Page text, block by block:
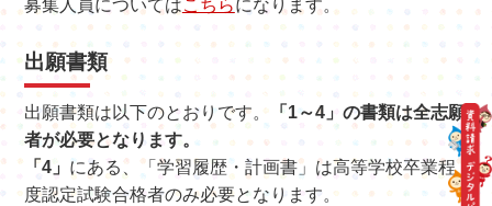
募集人員についてはこちらになります。
出願書類
出願書類は以下のとおりです。
「1～4」の書類は全志願
者が必要となります。
「4」 にある、「学習履歴・計画書」は高等学校卒業程
度認定試験合格者のみ必要となります。